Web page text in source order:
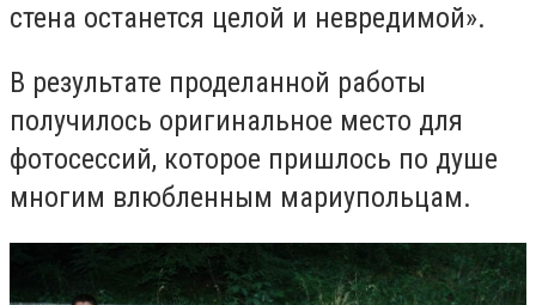
стена останется целой и невредимой».
В результате проделанной работы
получилось оригинальное место для
фотосессий, которое пришлось по душе
многим влюбленным мариупольцам.